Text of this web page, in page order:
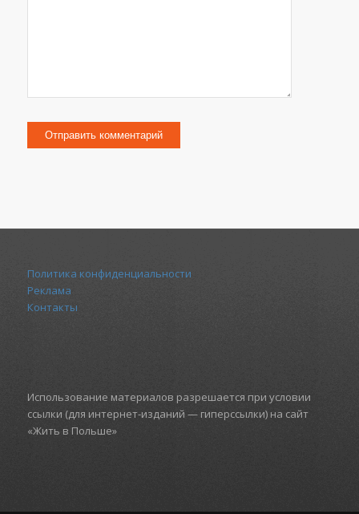
Политика конфиденциальности
Реклама
Контакты
Использование материалов разрешается при условии
ссылки (для интернет-изданий — гиперссылки) на сайт
«Жить в Польше»